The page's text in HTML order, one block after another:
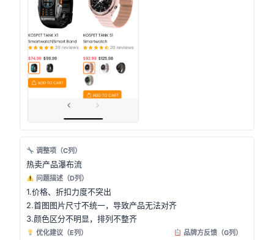
调整项（C列）
热卖产品瀑布流
问题描述（D列）
1.价格、折扣力度不突出
2.首图图片尺寸不统一，导致产品无法对齐
3.颜色区分不明显，排列不整齐
优化建议（E列） 品牌方反馈（G列）